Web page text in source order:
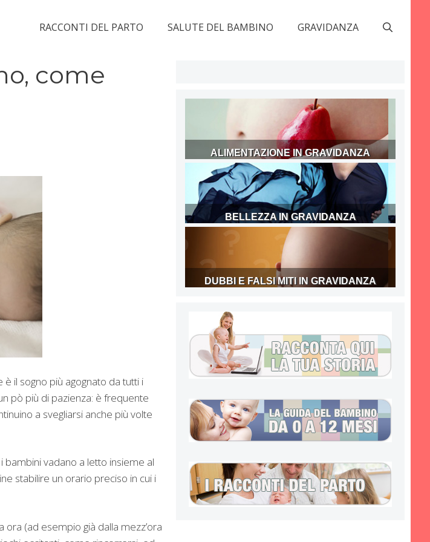
RACCONTI DEL PARTO SALUTE DEL BAMBINO GRAVIDANZA
come
il sogno più agognato da tutti i
pò più di pazienza: è frequente
a svegliarsi anche più volte
bambini vadano a letto insieme al
stabilire un orario preciso in cui i
(ad esempio già dalla mezz’ora
ALIMENTAZIONE IN GRAVIDANZA
BELLEZZA IN GRAVIDANZA
DUBBI E FALSI MITI IN GRAVIDANZA